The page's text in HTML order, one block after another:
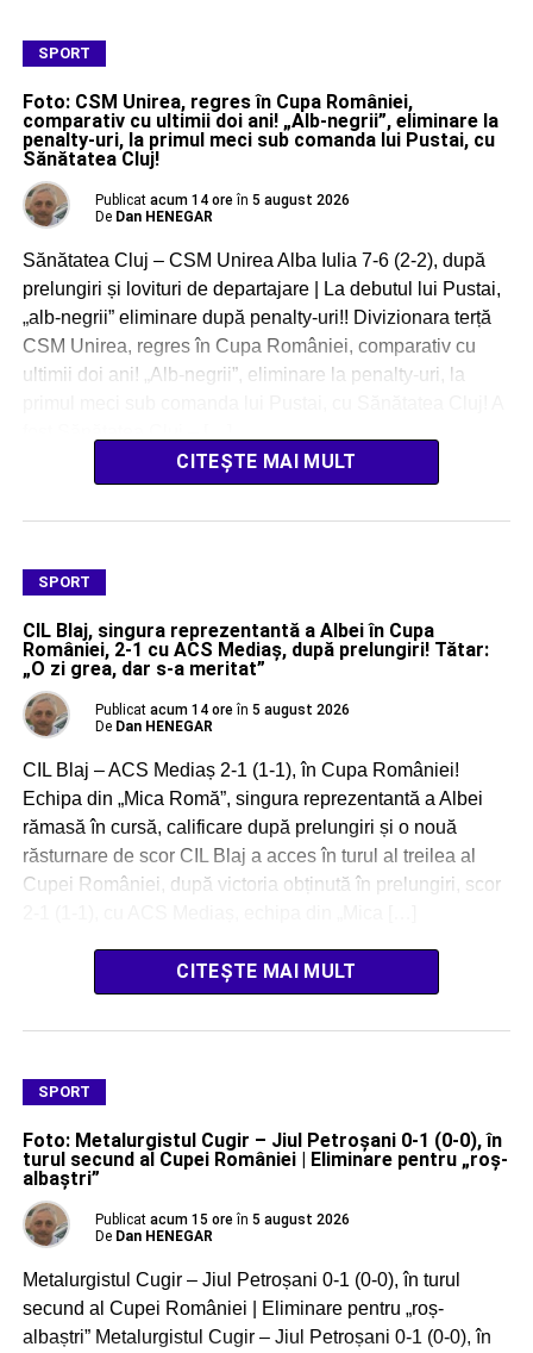
SPORT
Foto: CSM Unirea, regres în Cupa României,
comparativ cu ultimii doi ani! „Alb-negrii”, eliminare la
penalty-uri, la primul meci sub comanda lui Pustai, cu
Sănătatea Cluj!
Publicat acum 14 ore în 5 august 2026
De Dan HENEGAR
Sănătatea Cluj – CSM Unirea Alba Iulia 7-6 (2-2), după
prelungiri și lovituri de departajare | La debutul lui Pustai,
„alb-negrii” eliminare după penalty-uri!! Divizionara terță
CSM Unirea, regres în Cupa României, comparativ cu
ultimii doi ani! „Alb-negrii”, eliminare la penalty-uri, la
CITEȘTE MAI MULT
SPORT
CIL Blaj, singura reprezentantă a Albei în Cupa
României, 2-1 cu ACS Mediaș, după prelungiri! Tătar:
„O zi grea, dar s-a meritat”
Publicat acum 14 ore în 5 august 2026
De Dan HENEGAR
CIL Blaj – ACS Mediaș 2-1 (1-1), în Cupa României!
Echipa din „Mica Romă”, singura reprezentantă a Albei
rămasă în cursă, calificare după prelungiri și o nouă
răsturnare de scor CIL Blaj a acces în turul al treilea al
Cupei României, după victoria obținută în prelungiri, scor
CITEȘTE MAI MULT
SPORT
Foto: Metalurgistul Cugir – Jiul Petroșani 0-1 (0-0), în
turul secund al Cupei României | Eliminare pentru „roș-
albaștri”
Publicat acum 15 ore în 5 august 2026
De Dan HENEGAR
Metalurgistul Cugir – Jiul Petroșani 0-1 (0-0), în turul
secund al Cupei României | Eliminare pentru „roș-
albaștri” Metalurgistul Cugir – Jiul Petroșani 0-1 (0-0), în